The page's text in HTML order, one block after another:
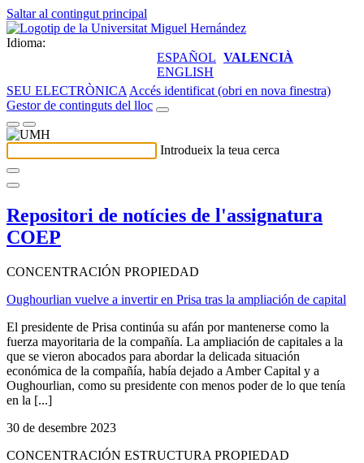
Saltar al contingut principal
Idioma:
ESPAÑOL VALENCIÀ
ENGLISH
SEU ELECTRÒNICA Accés identificat (obri en nova finestra)
Gestor de continguts del lloc
Introdueix la teua cerca
Repositori de notícies de l'assignatura
COEP
CONCENTRACIÓN PROPIEDAD
Oughourlian vuelve a invertir en Prisa tras la ampliación de capital
El presidente de Prisa continúa su afán por mantenerse como la
fuerza mayoritaria de la compañía. La ampliación de capitales a la
que se vieron abocados para abordar la delicada situación
económica de la compañía, había dejado a Amber Capital y a
Oughourlian, como su presidente con menos poder de lo que tenía
en la [...]
30 de desembre 2023
CONCENTRACIÓN ESTRUCTURA PROPIEDAD